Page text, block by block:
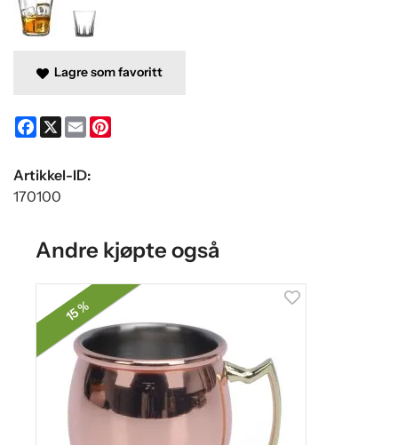
Lagre som favoritt
Facebook
X Email
Artikkel-ID:
170100
Andre kjøpte også
15 %